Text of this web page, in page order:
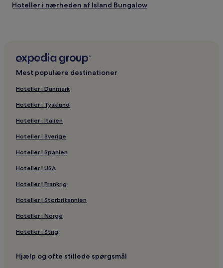
Hoteller i nærheden af Island Bungalow
Mest populære destinationer
Hoteller i Danmark
Hoteller i Tyskland
Hoteller i Italien
Hoteller i Sverige
Hoteller i Spanien
Hoteller i USA
Hoteller i Frankrig
Hoteller i Storbritannien
Hoteller i Norge
Hoteller i Strig
Hjælp og ofte stillede spørgsmål